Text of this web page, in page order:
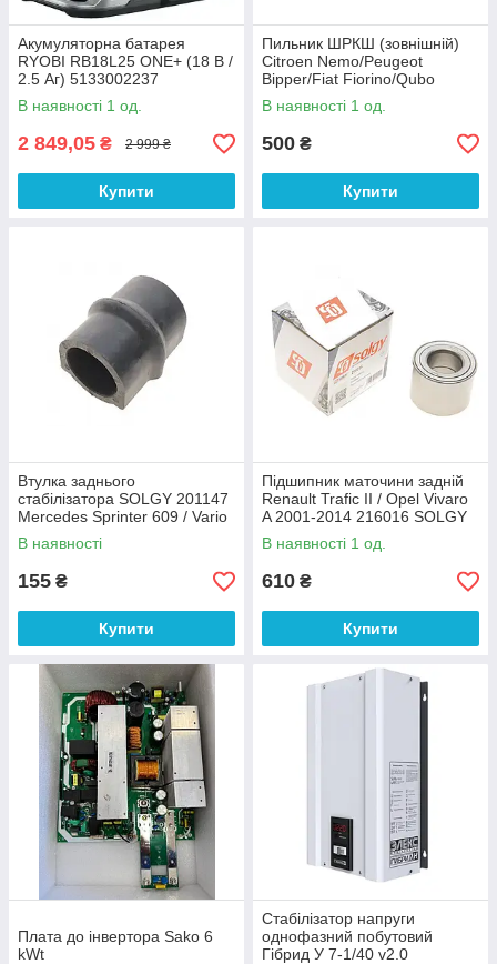
Акумуляторна батарея
RYOBI RB18L25 ONE+ (18 В /
2.5 Аг) 5133002237
В наявності 1 од.
2 849,05 ₴ 2 999 ₴
Купити
Пильник ШРКШ (зовнішній)
Citroen Nemo/Peugeot
Bipper/Fiat Fiorino/Qubo
08-/Punto 12- (23x78x90)(к-т)
13-0420 METELLI
В наявності 1 од.
500 ₴
Купити
Втулка заднього
стабілізатора SOLGY 201147
Mercedes Sprinter 609 / Vario
(46 мм)
В наявності
155 ₴
Купити
Підшипник маточини задній
Renault Trafic II / Opel Vivaro
A 2001-2014 216016 SOLGY
(Іспанія)
В наявності 1 од.
610 ₴
Купити
Плата до інвертора Sako 6
kWt
Стабілізатор напруги
однофазний побутовий
Гібрид У 7-1/40 v2.0